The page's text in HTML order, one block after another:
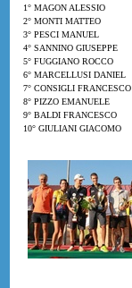
1° MAGON ALESSIO
2° MONTI MATTEO
3° PESCI MANUEL
4° SANNINO GIUSEPPE
5° FUGGIANO ROCCO
6° MARCELLUSI DANIEL
7° CONSIGLI FRANCESCO
8° PIZZO EMANUELE
9° BALDI FRANCESCO
10° GIULIANI GIACOMO